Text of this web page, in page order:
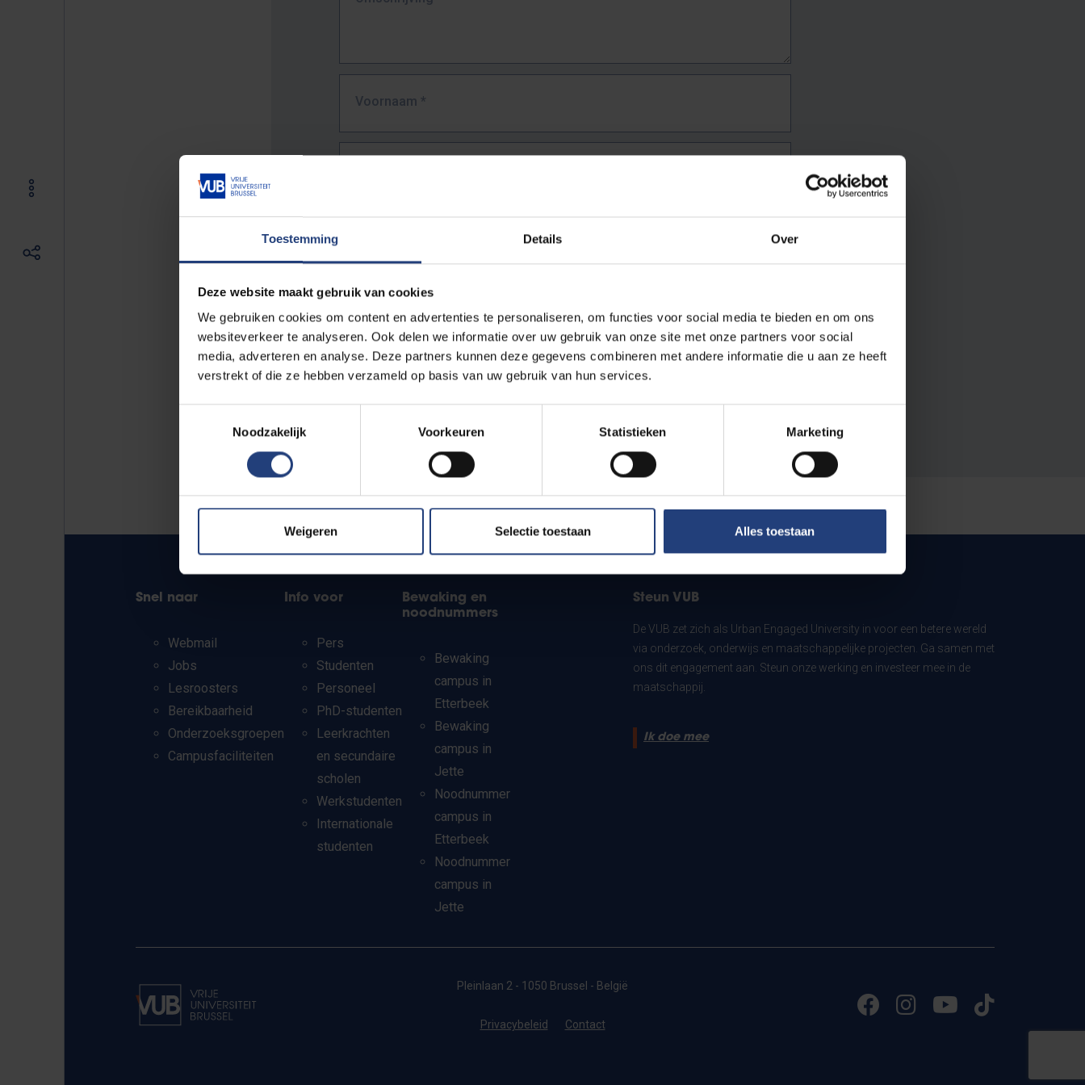
Toestemming Details Over
Deze website maakt gebruik van cookies
We gebruiken cookies om content en advertenties te personaliseren, om functies voor social media te bieden en om ons
websiteverkeer te analyseren. Ook delen we informatie over uw gebruik van onze site met onze partners voor social
media, adverteren en analyse. Deze partners kunnen deze gegevens combineren met andere informatie die u aan ze heeft
verstrekt of die ze hebben verzameld op basis van uw gebruik van hun services.
Noodzakelijk
Voorkeuren Statistieken Marketing
Weigeren Selectie toestaan Alles toestaan
Voornaam *
URL*
De volledige URL van de pagina waar je de fout zag.
Bv. https://www.vub.be/nl/studeren-aan-de-vub/alle-opleidingen
Snel naar
Webmail
Jobs
Lesroosters
Bereikbaarheid
Onderzoeksgroepen
Campusfaciliteiten
Info voor
Pers
Studenten
Personeel
PhD-studenten
Leerkrachten
en secundaire
scholen
Werkstudenten
Internationale
studenten
Bewaking en
noodnummers
Bewaking
campus in
Etterbeek
Bewaking
campus in
Jette
Noodnummer
campus in
Etterbeek
Noodnummer
campus in
Jette
Steun VUB
De VUB zet zich als Urban Engaged University in voor een betere wereld
via onderzoek, onderwijs en maatschappelijke projecten. Ga samen met
ons dit engagement aan. Steun onze werking en investeer mee in de
maatschappij.
Ik doe mee
Pleinlaan 2 - 1050 Brussel - België
Privacybeleid Contact